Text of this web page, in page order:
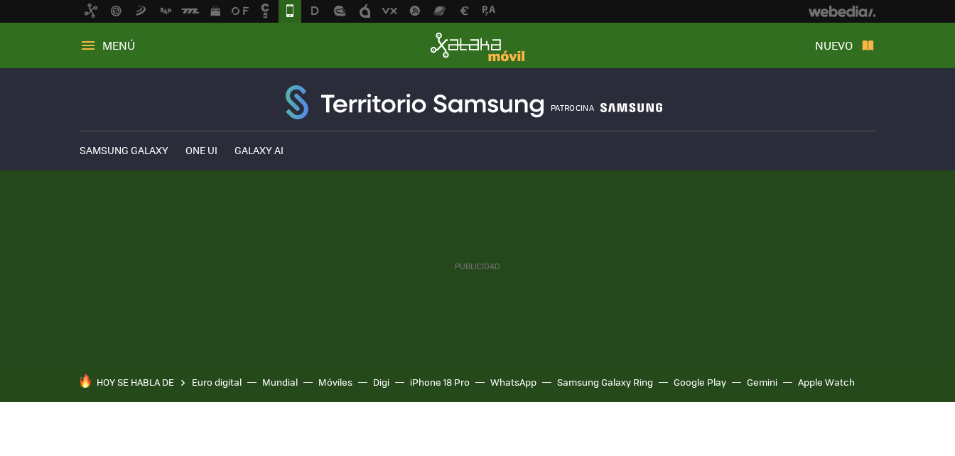
MENÚ NUEVO
PATROCINA
SAMSUNG GALAXY ONE UI GALAXY AI
HOY SE HABLA DE Euro digital Mundial Móviles Digi iPhone 18 Pro WhatsApp Samsung Galaxy Ring Google Play Gemini Apple Watch